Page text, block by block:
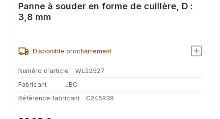
Panne à souder en forme de cuillère, D :
3,8 mm
Disponible prochainement
Numéro d'article
WL22527
Fabricant
JBC
Référence fabricant
C245938